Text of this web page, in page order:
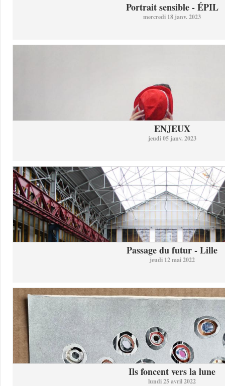
Portrait sensible - ÉPIL
mercredi 18 janv. 2023
ENJEUX
jeudi 05 janv. 2023
Passage du futur - Lille
jeudi 12 mai 2022
Ils foncent vers la lune
lundi 25 avril 2022